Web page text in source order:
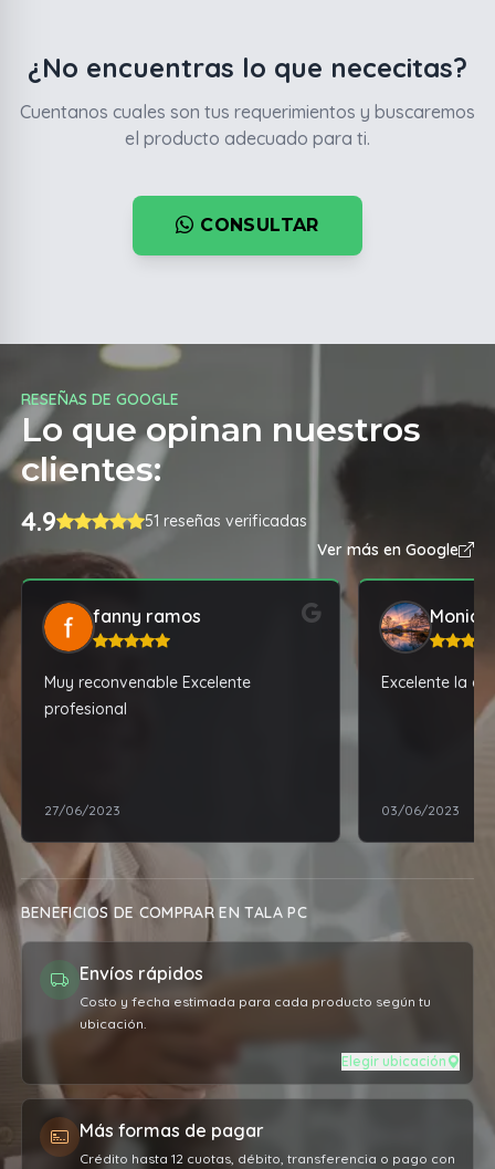
¿No encuentras lo que nececitas?
Cuentanos cuales son tus requerimientos y buscaremos
el producto adecuado para ti.
CONSULTAR
RESEÑAS DE GOOGLE
Lo que opinan nuestros
clientes:
4.9
51 reseñas verificadas
Ver más en Google
fanny ramos
Muy reconvenable Excelente
profesional
27/06/2023
Excelente la
03/06/2023
BENEFICIOS DE COMPRAR EN TALA PC
Envíos rápidos
Costo y fecha estimada para cada producto según tu
ubicación.
Elegir ubicación
Más formas de pagar
Crédito hasta 12 cuotas, débito, transferencia o pago con